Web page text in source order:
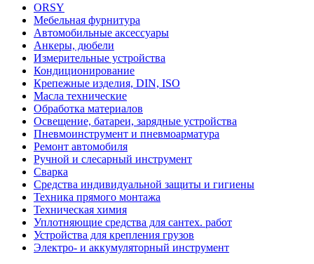
ORSY
Мебельная фурнитура
Автомобильные аксессуары
Анкеры, дюбели
Измерительные устройства
Кондиционирование
Крепежные изделия, DIN, ISO
Масла технические
Обработка материалов
Освещение, батареи, зарядные устройства
Пневмоинструмент и пневмоарматура
Ремонт автомобиля
Ручной и слесарный инструмент
Сварка
Средства индивидуальной защиты и гигиены
Техника прямого монтажа
Техническая химия
Уплотняющие средства для сантех. работ
Устройства для крепления грузов
Электро- и аккумуляторный инструмент